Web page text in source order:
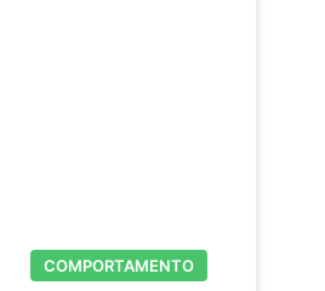
COMPORTAMENTO